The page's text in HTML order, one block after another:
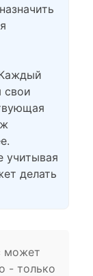
свои
учитывая
делать
может
- только